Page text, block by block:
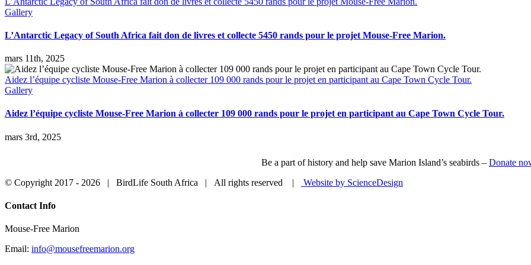
Gallery
L’Antarctic Legacy of South Africa fait don de livres et collecte 5450 rands pour le projet Mouse-Free Marion.
mars 11th, 2025
Aidez l’équipe cycliste Mouse-Free Marion à collecter 109 000 rands pour le projet en participant au Cape Town Cycle Tour.
Gallery
Aidez l’équipe cycliste Mouse-Free Marion à collecter 109 000 rands pour le projet en participant au Cape Town Cycle Tour.
mars 3rd, 2025
Be a part of history and help save Marion Island’s seabirds – Donate
© Copyright 2017 - 2026 | BirdLife South Africa | All rights reserved | Website by ScienceDesign
Close
Bar
Contact Info
Mouse-Free Marion
Email: info@mousefreemarion.org